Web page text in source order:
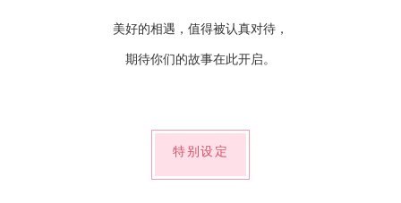
美好的相遇，值得被认真对待，
期待你们的故事在此开启。
特别设定